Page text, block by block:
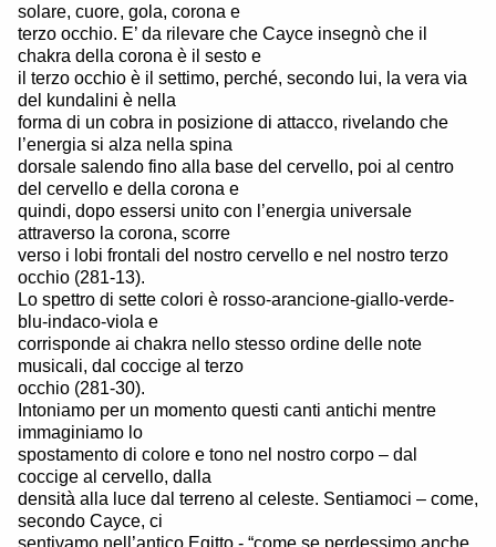
solare, cuore, gola, corona e
terzo occhio. E’ da rilevare che Cayce insegnò che il
chakra della corona è il sesto e
il terzo occhio è il settimo, perché, secondo lui, la vera via
del kundalini è nella
forma di un cobra in posizione di attacco, rivelando che
l’energia si alza nella spina
dorsale salendo fino alla base del cervello, poi al centro
del cervello e della corona e
quindi, dopo essersi unito con l’energia universale
attraverso la corona, scorre
verso i lobi frontali del nostro cervello e nel nostro terzo
occhio (281-13).
Lo spettro di sette colori è rosso-arancione-giallo-verde-
blu-indaco-viola e
corrisponde ai chakra nello stesso ordine delle note
musicali, dal coccige al terzo
occhio (281-30).
Intoniamo per un momento questi canti antichi mentre
immaginiamo lo
spostamento di colore e tono nel nostro corpo – dal
coccige al cervello, dalla
densità alla luce dal terreno al celeste. Sentiamoci – come,
secondo Cayce, ci
sentivamo nell’antico Egitto - “come se perdessimo anche